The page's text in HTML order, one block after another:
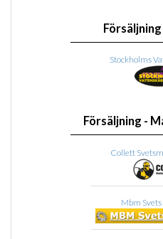
Stockholms
Försäljning -
Collett
Mbm